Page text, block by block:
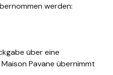
werden:
über eine
Pavane übernimmt